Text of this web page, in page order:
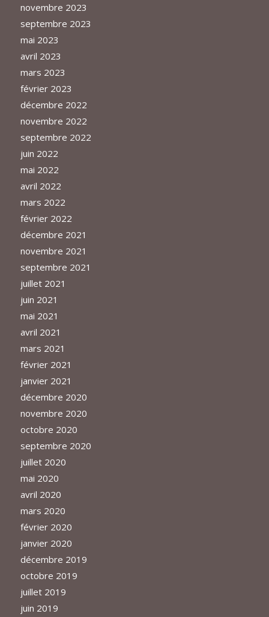
novembre 2023
septembre 2023
mai 2023
avril 2023
mars 2023
février 2023
décembre 2022
novembre 2022
septembre 2022
juin 2022
mai 2022
avril 2022
mars 2022
février 2022
décembre 2021
novembre 2021
septembre 2021
juillet 2021
juin 2021
mai 2021
avril 2021
mars 2021
février 2021
janvier 2021
décembre 2020
novembre 2020
octobre 2020
septembre 2020
juillet 2020
mai 2020
avril 2020
mars 2020
février 2020
janvier 2020
décembre 2019
octobre 2019
juillet 2019
juin 2019